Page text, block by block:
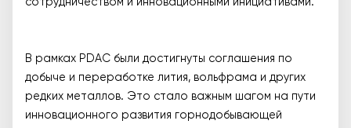
сотрудничеством и инновационными инициативами.
В рамках PDAC были достигнуты соглашения по
добыче и переработке лития, вольфрама и других
редких металлов. Это стало важным шагом на пути
инновационного развития горнодобывающей